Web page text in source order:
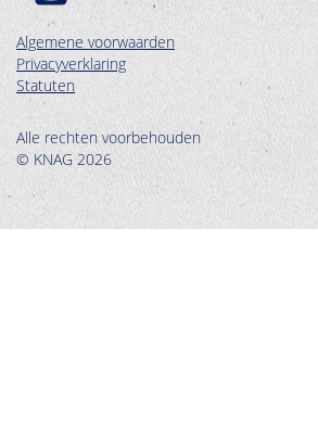
Algemene voorwaarden
Privacyverklaring
Statuten
Alle rechten voorbehouden
© KNAG 2026